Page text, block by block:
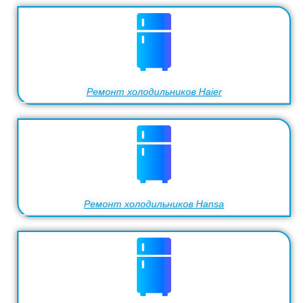
Ремонт холодильников Haier
Ремонт холодильников Hansa